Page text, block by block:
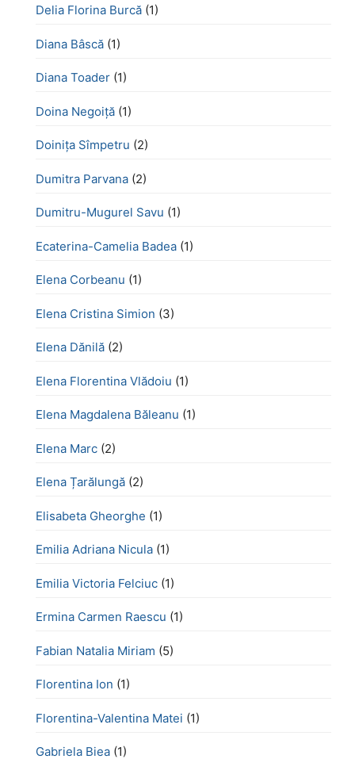
Delia Florina Burcă (1)
Diana Bâscă (1)
Diana Toader (1)
Doina Negoiță (1)
Doinița Sîmpetru (2)
Dumitra Parvana (2)
Dumitru-Mugurel Savu (1)
Ecaterina-Camelia Badea (1)
Elena Corbeanu (1)
Elena Cristina Simion (3)
Elena Dănilă (2)
Elena Florentina Vlădoiu (1)
Elena Magdalena Băleanu (1)
Elena Marc (2)
Elena Țarălungă (2)
Elisabeta Gheorghe (1)
Emilia Adriana Nicula (1)
Emilia Victoria Felciuc (1)
Ermina Carmen Raescu (1)
Fabian Natalia Miriam (5)
Florentina Ion (1)
Florentina-Valentina Matei (1)
Gabriela Biea (1)